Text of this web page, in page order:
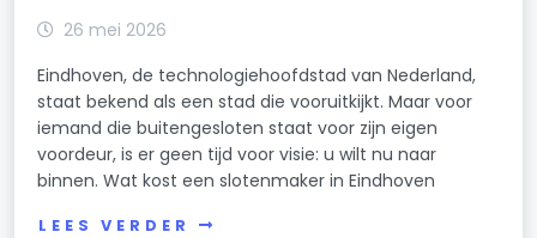
26 mei 2026
Eindhoven, de technologiehoofdstad van Nederland,
staat bekend als een stad die vooruitkijkt. Maar voor
iemand die buitengesloten staat voor zijn eigen
voordeur, is er geen tijd voor visie: u wilt nu naar
binnen. Wat kost een slotenmaker in Eindhoven
LEES VERDER